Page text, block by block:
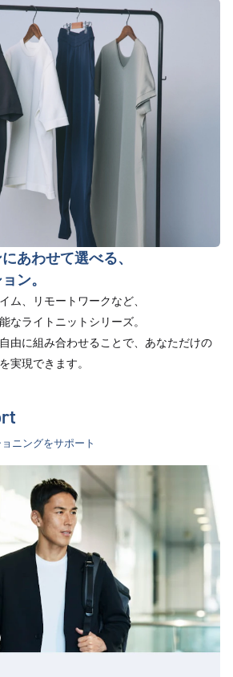
あわせて選べる、
ン。
ム、リモートワークなど、
なライトニットシリーズ。
由に組み合わせることで、あなただけの
実現できます。
ニングをサポート